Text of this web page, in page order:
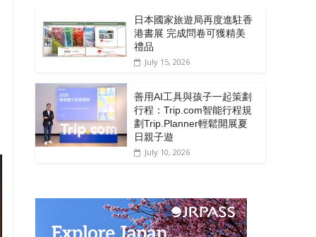
日本國家旅遊局再度進駐香
港書展 完成問卷可獲精美
禮品
July 15, 2026
善用AI工具與孩子一起策劃
行程：Trip.com智能行程規
劃Trip.Planner輕鬆開展夏
日親子遊
July 10, 2026